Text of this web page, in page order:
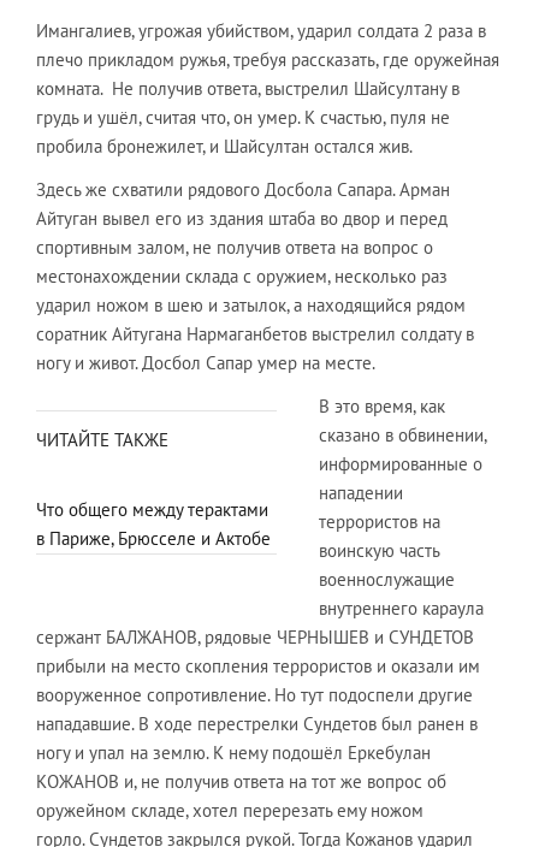
Имангалиев, угрожая убийством, ударил солдата 2 раза в
плечо прикладом ружья, требуя рассказать, где оружейная
комната. Не получив ответа, выстрелил Шайсултану в
грудь и ушёл, считая что, он умер. К счастью, пуля не
пробила бронежилет, и Шайсултан остался жив.
Здесь же схватили рядового Досбола Сапара. Арман
Айтуган вывел его из здания штаба во двор и перед
спортивным залом, не получив ответа на вопрос о
местонахождении склада с оружием, несколько раз
ударил ножом в шею и затылок, а находящийся рядом
соратник Айтугана Нармаганбетов выстрелил солдату в
ногу и живот. Досбол Сапар умер на месте.
ЧИТАЙТЕ ТАКЖЕ
Что общего между терактами
в Париже, Брюсселе и Актобе
В это время, как
сказано в обвинении,
информированные о
нападении
террористов на
воинскую часть
военнослужащие
внутреннего караула
сержант БАЛЖАНОВ, рядовые ЧЕРНЫШЕВ и СУНДЕТОВ
прибыли на место скопления террористов и оказали им
вооруженное сопротивление. Но тут подоспели другие
нападавшие. В ходе перестрелки Сундетов был ранен в
ногу и упал на землю. К нему подошёл Еркебулан
КОЖАНОВ и, не получив ответа на тот же вопрос об
оружейном складе, хотел перерезать ему ножом
горло. Сундетов закрылся рукой. Тогда Кожанов ударил